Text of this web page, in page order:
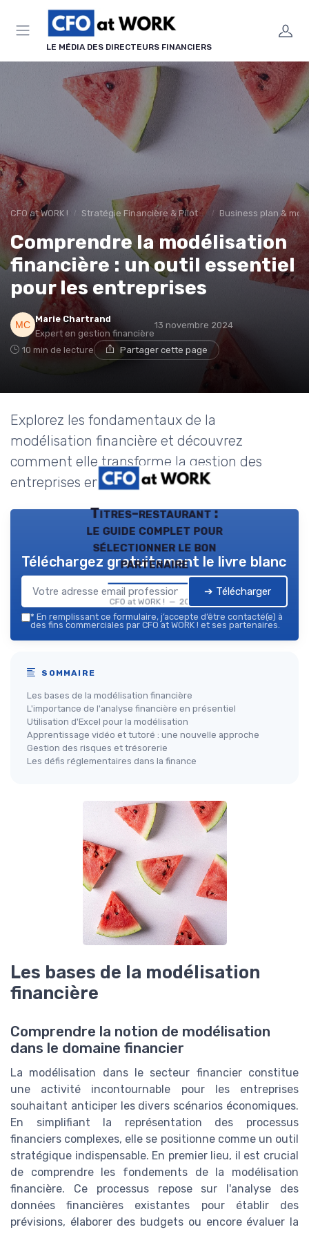
LE MÉDIA DES DIRECTEURS FINANCIERS
CFO at WORK ! Stratégie Financière & Pilotage Business plan &
Comprendre la modélisation
financière : un outil essentiel
pour les entreprises
Marie Chartrand
Expert en gestion financière
13 novembre 2024
10 min de lecture Partager cette page
Explorez les fondamentaux de la
modélisation financière et découvrez
comment elle transforme la gestion des
entreprises en France.
Titres-restaurant :
le guide complet pour
sélectionner le bon
partenaire
CFO at WORK ! — 2026
Téléchargez gratuitement le livre blanc
➔ Télécharger
* En remplissant ce formulaire, j’accepte d’être contacté(e) à
des fins commerciales par CFO at WORK ! et ses partenaires.
SOMMAIRE
Les bases de la modélisation financière
L'importance de l'analyse financière en présentiel
Utilisation d'Excel pour la modélisation
Apprentissage vidéo et tutoré : une nouvelle approche
Gestion des risques et trésorerie
Les défis réglementaires dans la finance
Les bases de la modélisation
financière
Comprendre la notion de modélisation
dans le domaine financier
La modélisation dans le secteur financier constitue
une activité incontournable pour les entreprises
souhaitant anticiper les divers scénarios économiques.
En simplifiant la représentation des processus
financiers complexes, elle se positionne comme un outil
stratégique indispensable. En premier lieu, il est crucial
de comprendre les fondements de la modélisation
financière. Ce processus repose sur l'analyse des
données financières existantes pour établir des
prévisions, élaborer des budgets ou encore évaluer la
Panneau de gestion des cookies